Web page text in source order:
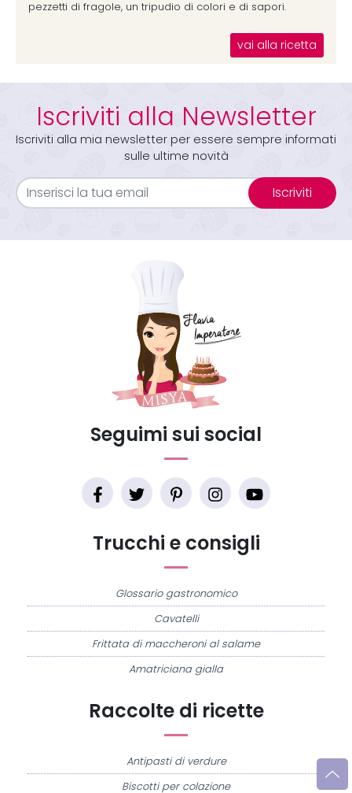
pezzetti di fragole, un tripudio di colori e di sapori.
vai alla ricetta
Iscriviti alla Newsletter
Iscriviti alla mia newsletter per essere sempre informati
sulle ultime novità
Iscriviti
Raccolte di ricette
Antipasti di verdure
Biscotti per colazione
Trucchi e consigli
Glossario gastronomico
Cavatelli
Frittata di maccheroni al salame
Amatriciana gialla
Seguimi sui social